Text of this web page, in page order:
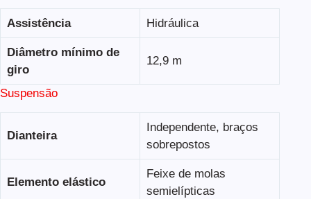
Assistência Hidráulica
Diâmetro mínimo de
giro
12,9 m
Suspensão
Dianteira
Independente, braços
sobrepostos
Elemento elástico
Feixe de molas
semielípticas